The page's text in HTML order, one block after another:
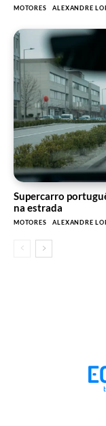
MOTORES ALEXANDRE
Supercarro
na estrada
MOTORES ALEXANDRE